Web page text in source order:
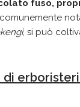
fuso,
, si può
di